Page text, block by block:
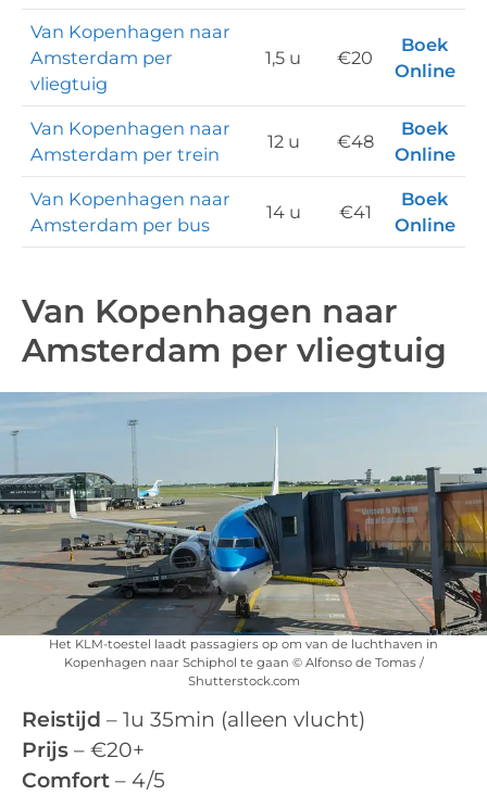
Van Kopenhagen naar
Amsterdam per
vliegtuig
1,5 u €20
Boek
Online
Van Kopenhagen naar
Amsterdam per trein
12 u €48
Boek
Online
Van Kopenhagen naar
Amsterdam per bus
14 u €41
Boek
Online
Van Kopenhagen naar
Amsterdam per vliegtuig
Het KLM-toestel laadt passagiers op om van de luchthaven in
Kopenhagen naar Schiphol te gaan © Alfonso de Tomas /
Shutterstock.com
Reistijd – 1u 35min (alleen vlucht)
Prijs – €20+
Comfort – 4/5